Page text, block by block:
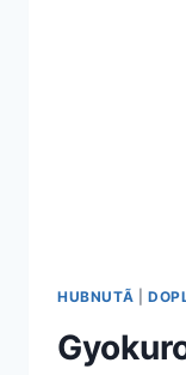
HUBNUTÃ­